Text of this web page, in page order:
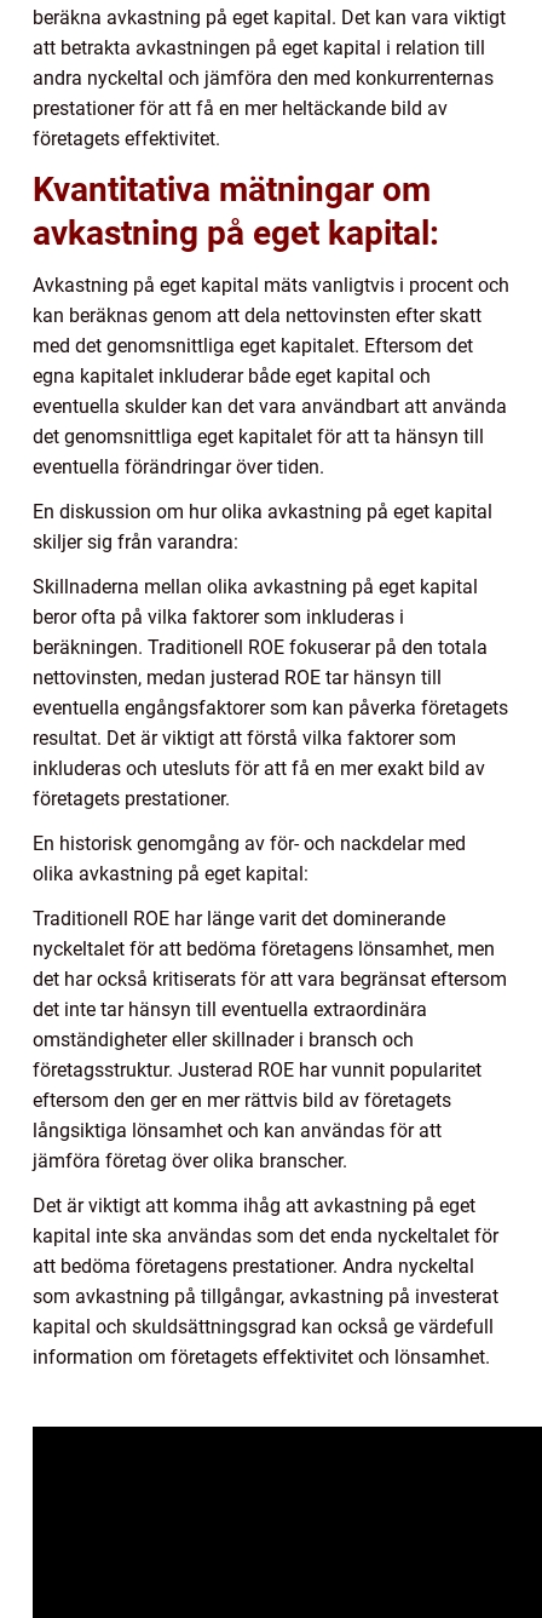
beräkna avkastning på eget kapital. Det kan vara viktigt
att betrakta avkastningen på eget kapital i relation till
andra nyckeltal och jämföra den med konkurrenternas
prestationer för att få en mer heltäckande bild av
företagets effektivitet.
Kvantitativa mätningar om
avkastning på eget kapital:
Avkastning på eget kapital mäts vanligtvis i procent och
kan beräknas genom att dela nettovinsten efter skatt
med det genomsnittliga eget kapitalet. Eftersom det
egna kapitalet inkluderar både eget kapital och
eventuella skulder kan det vara användbart att använda
det genomsnittliga eget kapitalet för att ta hänsyn till
eventuella förändringar över tiden.
En diskussion om hur olika avkastning på eget kapital
skiljer sig från varandra:
Skillnaderna mellan olika avkastning på eget kapital
beror ofta på vilka faktorer som inkluderas i
beräkningen. Traditionell ROE fokuserar på den totala
nettovinsten, medan justerad ROE tar hänsyn till
eventuella engångsfaktorer som kan påverka företagets
resultat. Det är viktigt att förstå vilka faktorer som
inkluderas och utesluts för att få en mer exakt bild av
företagets prestationer.
En historisk genomgång av för- och nackdelar med
olika avkastning på eget kapital:
Traditionell ROE har länge varit det dominerande
nyckeltalet för att bedöma företagens lönsamhet, men
det har också kritiserats för att vara begränsat eftersom
det inte tar hänsyn till eventuella extraordinära
omständigheter eller skillnader i bransch och
företagsstruktur. Justerad ROE har vunnit popularitet
eftersom den ger en mer rättvis bild av företagets
långsiktiga lönsamhet och kan användas för att
jämföra företag över olika branscher.
Det är viktigt att komma ihåg att avkastning på eget
kapital inte ska användas som det enda nyckeltalet för
att bedöma företagens prestationer. Andra nyckeltal
som avkastning på tillgångar, avkastning på investerat
kapital och skuldsättningsgrad kan också ge värdefull
information om företagets effektivitet och lönsamhet.